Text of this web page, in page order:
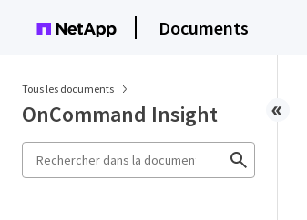
Documents
Tous les documents
OnCommand Insight